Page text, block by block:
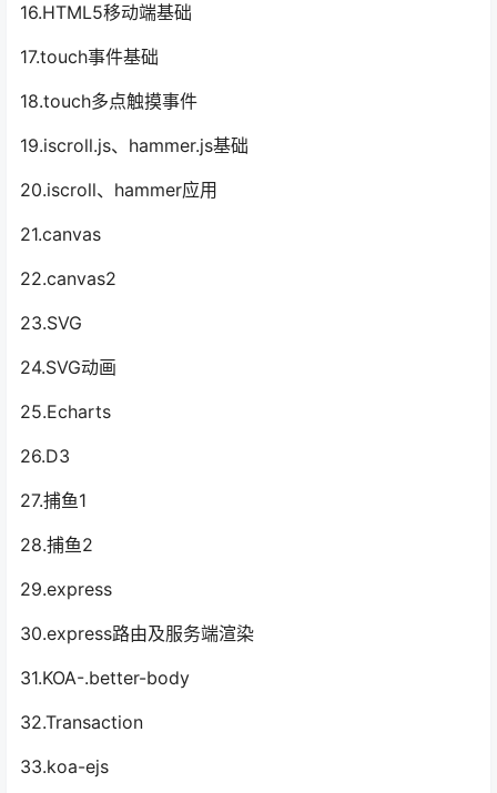
16.HTML5移动端基础
17.touch事件基础
18.touch多点触摸事件
19.iscroll.js、hammer.js基础
20.iscroll、hammer应用
21.canvas
22.canvas2
23.SVG
24.SVG动画
25.Echarts
26.D3
27.捕鱼1
28.捕鱼2
29.express
30.express路由及服务端渲染
31.KOA-.better-body
32.Transaction
33.koa-ejs